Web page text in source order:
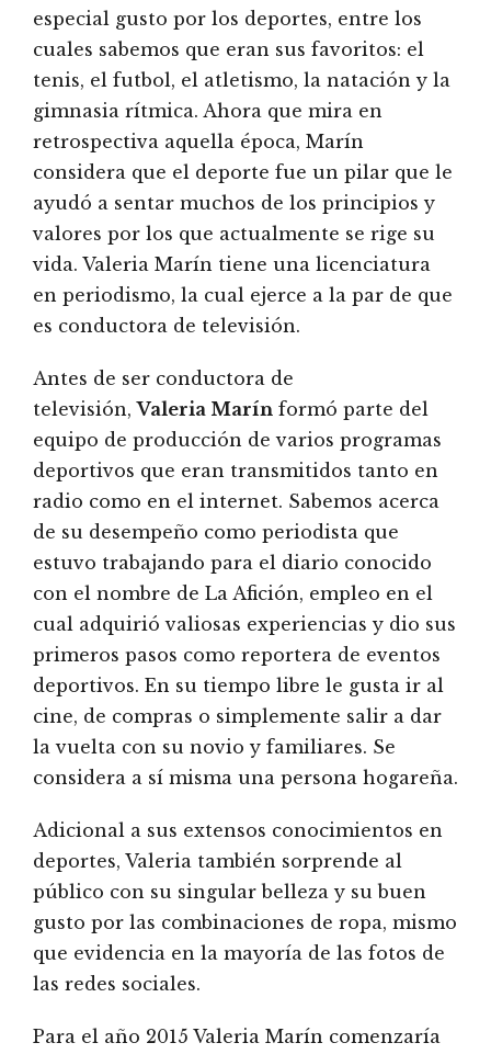
especial gusto por los deportes, entre los
cuales sabemos que eran sus favoritos: el
tenis, el futbol, el atletismo, la natación y la
gimnasia rítmica. Ahora que mira en
retrospectiva aquella época, Marín
considera que el deporte fue un pilar que le
ayudó a sentar muchos de los principios y
valores por los que actualmente se rige su
vida. Valeria Marín tiene una licenciatura
en periodismo, la cual ejerce a la par de que
es conductora de televisión.
Antes de ser conductora de
televisión,Valeria Marín formó parte del
equipo de producción de varios programas
deportivos que eran transmitidos tanto en
radio como en el internet. Sabemos acerca
de su desempeño como periodista que
estuvo trabajando para el diario conocido
con el nombre de La Afición, empleo en el
cual adquirió valiosas experiencias y dio sus
primeros pasos como reportera de eventos
deportivos. En su tiempo libre le gusta ir al
cine, de compras o simplemente salir a dar
la vuelta con su novio y familiares. Se
considera a sí misma una persona hogareña.
Adicional a sus extensos conocimientos en
deportes, Valeria también sorprende al
público con su singular belleza y su buen
gusto por las combinaciones de ropa, mismo
que evidencia en la mayoría de las fotos de
las redes sociales.
Para el año 2015 Valeria Marín comenzaría